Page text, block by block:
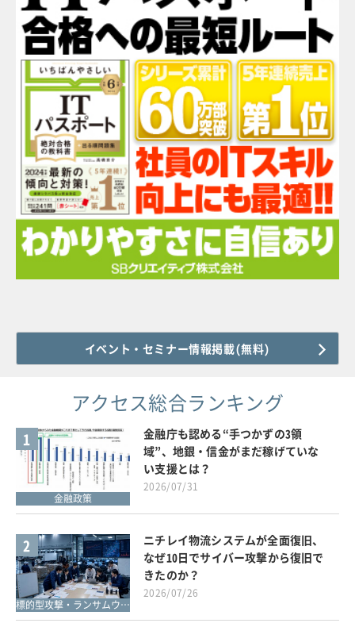
イベント・セミナー情報掲載(無料)
アクセス総合ランキング
1
金融政策
金融庁も認める“手つかずの3領
域”、地銀・信金がまだ稼げていな
い支援とは？
2026/07/31
2
標的型攻撃・ランサムウェア対策
ニチレイ物流システムが全面復旧、
なぜ10日でサイバー攻撃から復旧で
きたのか？
2026/07/26